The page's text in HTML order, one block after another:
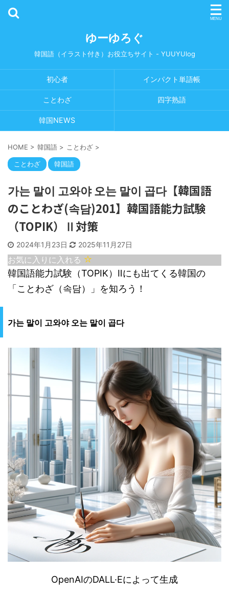
ゆーゆろぐ
韓国語（イラスト付き）お役立ちサイト - YUUYUlog
初心者 インパクト単語帳
ことわざ 四字熟語
韓国NEWS
HOME > 韓国語 > ことわざ >
ことわざ 韓国語
가는 말이 고와야 오는 말이 곱다【韓国語
のことわざ(속담)201】韓国語能力試験
（TOPIK）Ⅱ対策
2024年1月23日 2025年11月27日
お気に入りに入れる
韓国語能力試験（TOPIK）Ⅱにも出てくる韓国の
「ことわざ（속담）」を知ろう！
가는 말이 고와야 오는 말이 곱다
OpenAIのDALL·Eによって生成